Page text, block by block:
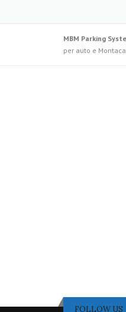
MBM Parking
per auto e
FOLLOW US